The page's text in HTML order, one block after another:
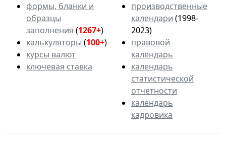
формы, бланки и
образцы
заполнения (1267+)
калькуляторы (100+)
курсы валют
ключевая ставка
производственные
календари (1998-
2023)
правовой
календарь
календарь
статистической
отчетности
календарь
кадровика